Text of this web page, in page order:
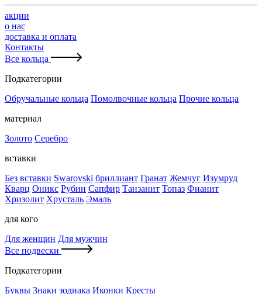
акции
о нас
доставка и оплата
Контакты
Все кольца
Подкатегории
Обручальные кольца Помолвочные кольца Прочие кольца
материал
Золото Серебро
вставки
Без вставки Swarovski бриллиант Гранат Жемчуг Изумруд
Кварц Оникс Рубин Сапфир Танзанит Топаз Фианит
Хризолит Хрусталь Эмаль
для кого
Для женщин Для мужчин
Все подвески
Подкатегории
Буквы Знаки зодиака Иконки Кресты